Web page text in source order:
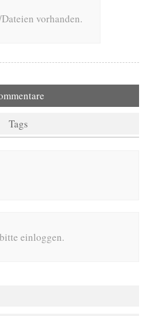
vorhanden.
Tags
einloggen.